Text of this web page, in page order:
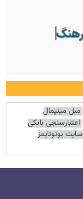
مبل مینیمال
اعتبارسنجی بانکی
سایت یوتوتایمز